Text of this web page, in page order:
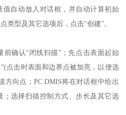
值自动放入对话框，并自动计算初始
类型及其它选项后，点击“创建”。
前确认“闭线扫描”；先点击表面起始
点击时表面和边界点被加亮，以便选
方向点；PC DMIS将在对话框中给出
；选择扫描控制方式、步长及其它选